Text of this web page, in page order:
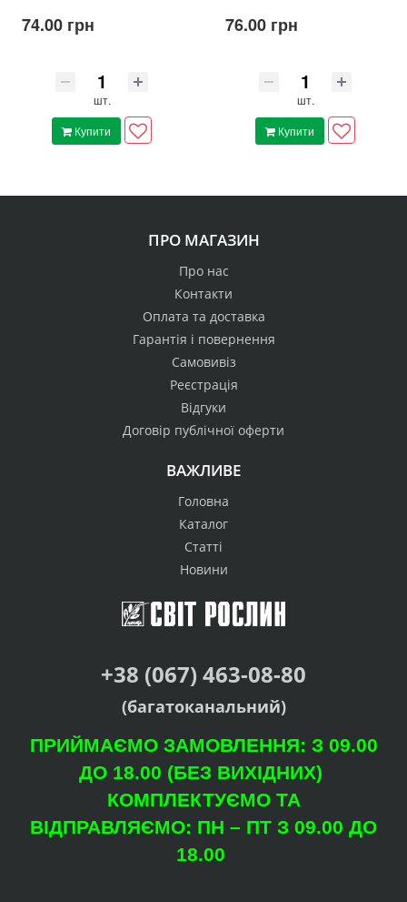
74.00 грн
шт.
Купити
76.00 грн
шт.
Купити
ПРО МАГАЗИН
Про нас
Контакти
Оплата та доставка
Гарантія і повернення
Самовивіз
Реєстрація
Відгуки
Договір публічної оферти
ВАЖЛИВЕ
Головна
Каталог
Статті
Новини
+38 (067) 463-08-80
(багатоканальний)
ПРИЙМАЄМО ЗАМОВЛЕННЯ: З 09.00
ДО 18.00 (БЕЗ ВИХІДНИХ)
КОМПЛЕКТУЄМО ТА
ВІДПРАВЛЯЄМО: ПН – ПТ З 09.00 ДО
18.00